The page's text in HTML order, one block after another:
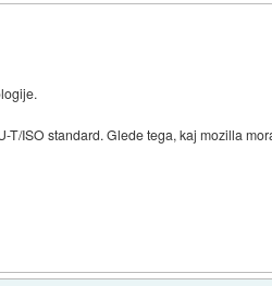
ISO standard. Glede tega, kaj mozilla